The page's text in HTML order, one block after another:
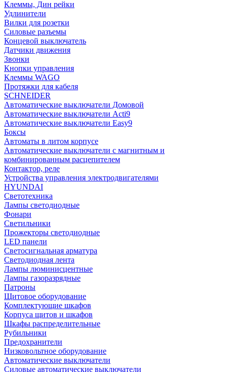
Клеммы, Дин рейки
Удлинители
Вилки для розетки
Силовые разъемы
Концевой выключатель
Датчики движения
Звонки
Кнопки управления
Клеммы WAGO
Протяжки для кабеля
SCHNEIDER
Автоматические выключатели Домовой
Автоматические выключатели Acti9
Автоматические выключатели Easy9
Боксы
Автоматы в литом корпусе
Автоматические выключатели с магнитным и
комбинированным расцепителем
Контактор, реле
Устройства управления электродвигателями
HYUNDAI
Светотехника
Лампы светодиодные
Фонари
Светильники
Прожекторы светодиодные
LED панели
Светосигнальная арматура
Светодиодная лента
Лампы люминисцентные
Лампы газоразрядные
Патроны
Щитовое оборудование
Комплектующие шкафов
Корпуса щитов и шкафов
Шкафы распределительные
Рубильники
Предохранители
Низковольтное оборудование
Автоматические выключатели
Силовые автоматические выключатели